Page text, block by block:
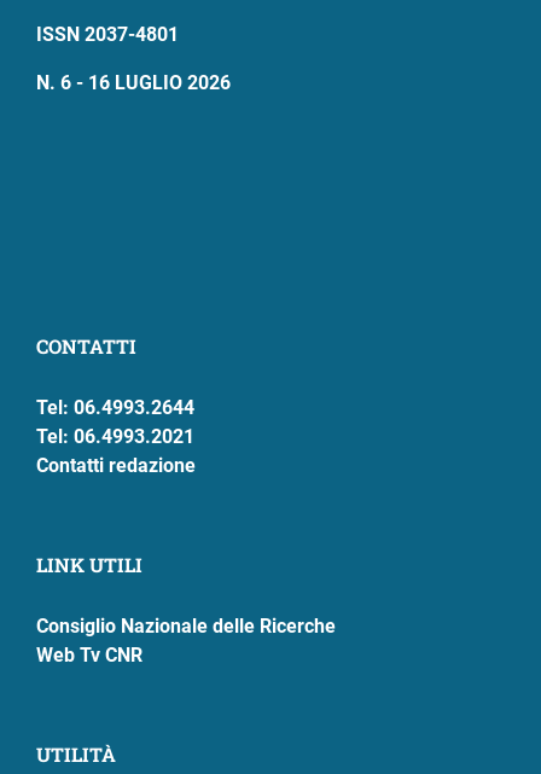
ISSN 2037-4801
N. 6 - 16 LUGLIO 2026
CONTATTI
Tel: 06.4993.2644
Tel: 06.4993.2021
Contatti redazione
LINK UTILI
Consiglio Nazionale delle Ricerche
Web Tv CNR
UTILITÀ